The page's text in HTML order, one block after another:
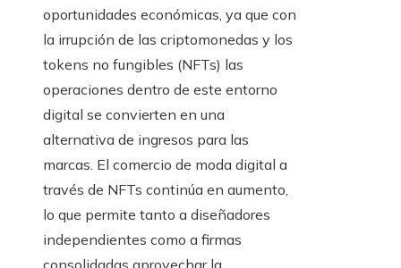
oportunidades económicas, ya que con
la irrupción de las criptomonedas y los
tokens no fungibles (NFTs) las
operaciones dentro de este entorno
digital se convierten en una
alternativa de ingresos para las
marcas. El comercio de moda digital a
través de NFTs continúa en aumento,
lo que permite tanto a diseñadores
independientes como a firmas